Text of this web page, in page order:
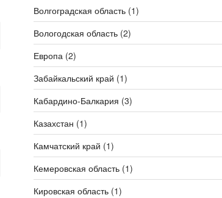
Волгоградская область(1)
Вологодская область(2)
Европа(2)
Забайкальский край (1)
Кабардино-Балкария (3)
Казахстан (1)
Камчатский край (1)
Кемеровская область(1)
Кировская область(1)